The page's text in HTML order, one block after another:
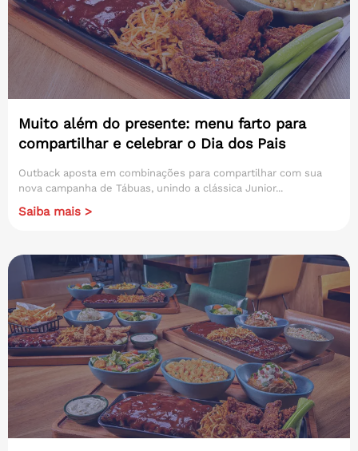
Muito além do presente: menu farto para
compartilhar e celebrar o Dia dos Pais
Outback aposta em combinações para compartilhar com sua
nova campanha de Tábuas, unindo a clássica Junior...
Saiba mais >